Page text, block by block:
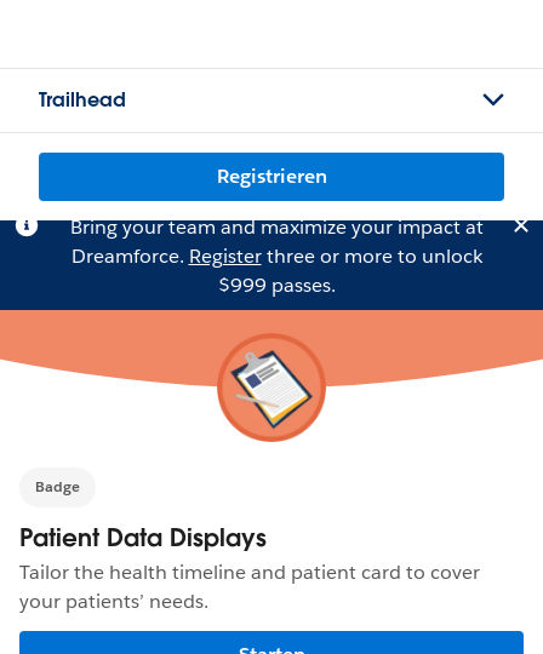
Trailhead
Registrieren
Bring your team and maximize your impact at
Dreamforce. Registerthree or more to unlock
$999 passes.
Badge
Patient Data Displays
Tailor the health timeline and patient card to cover
your patients’ needs.